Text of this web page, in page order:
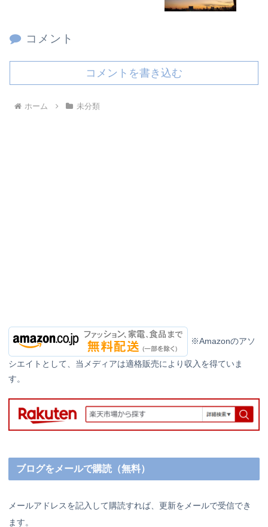
コメント
コメントを書き込む
ホーム 未分類
※Amazonのアソ
シエイトとして、当メディアは適格販売により収入を得ていま
す。
ブログをメールで購読（無料）
メールアドレスを記入して購読すれば、更新をメールで受信でき
ます。